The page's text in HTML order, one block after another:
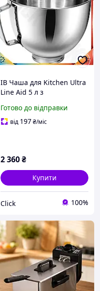
ІВ Чаша для Kitchen Ultra
Line Aid 5 л з
міксера з ручкою
універсальна миска для
Готово до відправки
від 197₴/міс
2 360₴
Купити
Click 100%